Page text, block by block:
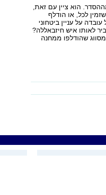
הוא ציין עם זאת,
בטל ב-60 לעומת מידע שזמין לכל, או הודלף
על עניין ביטחוני
לאותו איש חיזבאללה?
שהודלפו ממחנה